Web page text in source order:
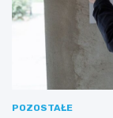
POZOSTAŁE